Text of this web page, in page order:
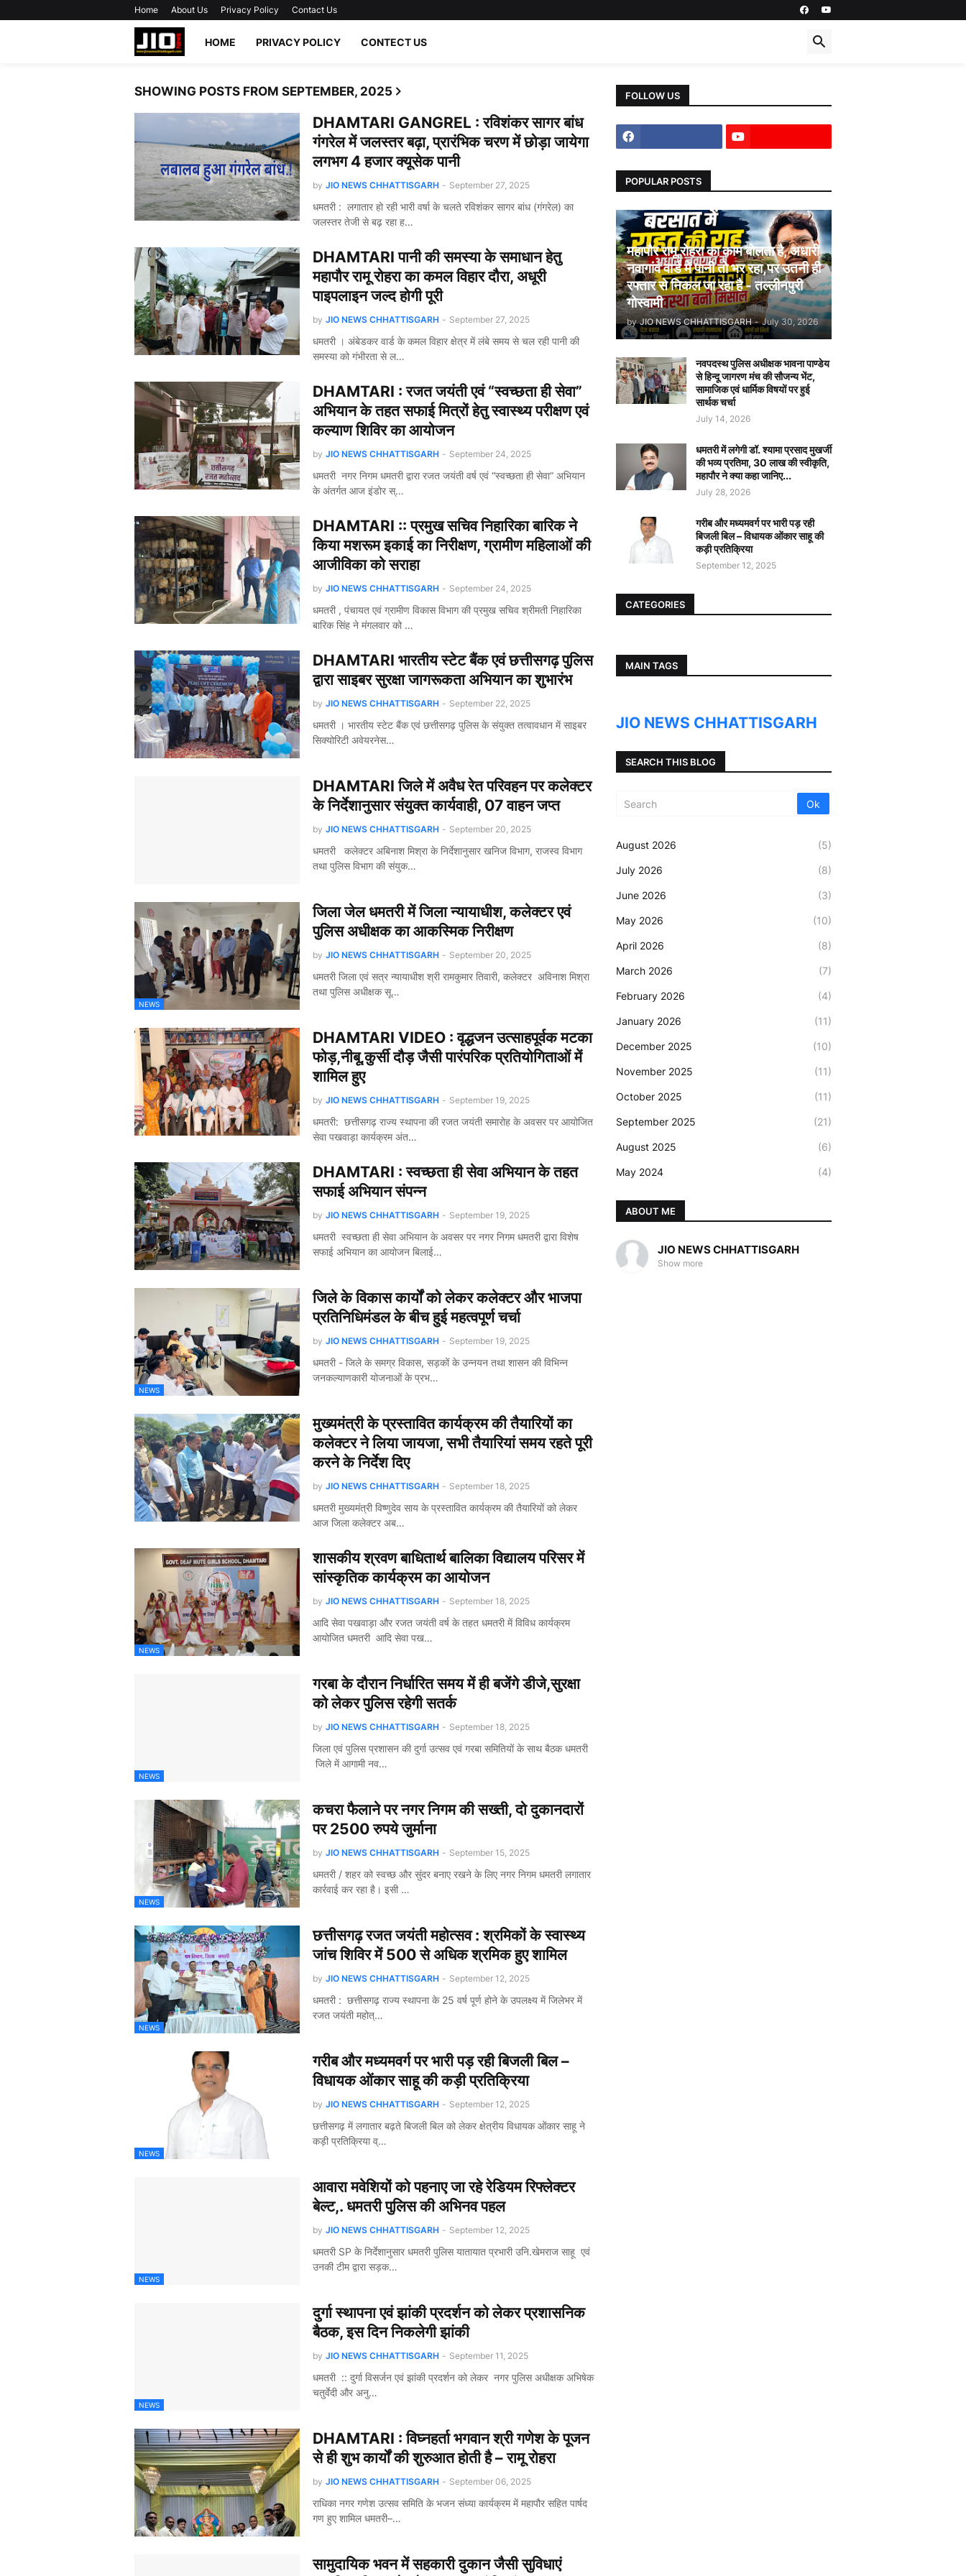
Home About Us Privacy Policy Contact Us
HOME PRIVACY POLICY CONTECT US
SHOWING POSTS FROM SEPTEMBER, 2025
DHAMTARI GANGREL : रविशंकर सागर बांध
गंगरेल में जलस्तर बढ़ा, प्रारंभिक चरण में छोड़ा जायेगा
लगभग 4 हजार क्यूसेक पानी
by JIO NEWS CHHATTISGARH - September 27, 2025
धमतरी : लगातार हो रही भारी वर्षा के चलते रविशंकर सागर बांध (गंगरेल) का
जलस्तर तेजी से बढ़ रहा ह…
DHAMTARI पानी की समस्या के समाधान हेतु
महापौर रामू रोहरा का कमल विहार दौरा, अधूरी
पाइपलाइन जल्द होगी पूरी
by JIO NEWS CHHATTISGARH - September 27, 2025
धमतरी । अंबेडकर वार्ड के कमल विहार क्षेत्र में लंबे समय से चल रही पानी की
समस्या को गंभीरता से ल…
DHAMTARI : रजत जयंती एवं “स्वच्छता ही सेवा”
अभियान के तहत सफाई मित्रों हेतु स्वास्थ्य परीक्षण एवं
कल्याण शिविर का आयोजन
by JIO NEWS CHHATTISGARH - September 24, 2025
धमतरी नगर निगम धमतरी द्वारा रजत जयंती वर्ष एवं “स्वच्छता ही सेवा” अभियान
के अंतर्गत आज इंडोर स्…
DHAMTARI :: प्रमुख सचिव निहारिका बारिक ने
किया मशरूम इकाई का निरीक्षण, ग्रामीण महिलाओं की
आजीविका को सराहा
by JIO NEWS CHHATTISGARH - September 24, 2025
धमतरी , पंचायत एवं ग्रामीण विकास विभाग की प्रमुख सचिव श्रीमती निहारिका
बारिक सिंह ने मंगलवार को …
DHAMTARI भारतीय स्टेट बैंक एवं छत्तीसगढ़ पुलिस
द्वारा साइबर सुरक्षा जागरूकता अभियान का शुभारंभ
by JIO NEWS CHHATTISGARH - September 22, 2025
धमतरी । भारतीय स्टेट बैंक एवं छत्तीसगढ़ पुलिस के संयुक्त तत्वावधान में साइबर
सिक्योरिटी अवेयरनेस…
DHAMTARI जिले में अवैध रेत परिवहन पर कलेक्टर
के निर्देशानुसार संयुक्त कार्यवाही, 07 वाहन जप्त
by JIO NEWS CHHATTISGARH - September 20, 2025
धमतरी कलेक्टर अबिनाश मिश्रा के निर्देशानुसार खनिज विभाग, राजस्व विभाग
तथा पुलिस विभाग की संयुक…
NEWS
जिला जेल धमतरी में जिला न्यायाधीश, कलेक्टर एवं
पुलिस अधीक्षक का आकस्मिक निरीक्षण
by JIO NEWS CHHATTISGARH - September 20, 2025
धमतरी जिला एवं सत्र न्यायाधीश श्री रामकुमार तिवारी, कलेक्टर अविनाश मिश्रा
तथा पुलिस अधीक्षक सू…
DHAMTARI VIDEO : वृद्धजन उत्साहपूर्वक मटका
फोड़,नीबू,कुर्सी दौड़ जैसी पारंपरिक प्रतियोगिताओं में
शामिल हुए
by JIO NEWS CHHATTISGARH - September 19, 2025
धमतरी: छत्तीसगढ़ राज्य स्थापना की रजत जयंती समारोह के अवसर पर आयोजित
सेवा पखवाड़ा कार्यक्रम अंत…
DHAMTARI : स्वच्छता ही सेवा अभियान के तहत
सफाई अभियान संपन्न
by JIO NEWS CHHATTISGARH - September 19, 2025
धमतरी स्वच्छता ही सेवा अभियान के अवसर पर नगर निगम धमतरी द्वारा विशेष
सफाई अभियान का आयोजन बिलाई…
NEWS
जिले के विकास कार्यों को लेकर कलेक्टर और भाजपा
प्रतिनिधिमंडल के बीच हुई महत्वपूर्ण चर्चा
by JIO NEWS CHHATTISGARH - September 19, 2025
धमतरी - जिले के समग्र विकास, सड़कों के उन्नयन तथा शासन की विभिन्न
जनकल्याणकारी योजनाओं के प्रभ…
मुख्यमंत्री के प्रस्तावित कार्यक्रम की तैयारियों का
कलेक्टर ने लिया जायजा, सभी तैयारियां समय रहते पूरी
करने के निर्देश दिए
by JIO NEWS CHHATTISGARH - September 18, 2025
धमतरी मुख्यमंत्री विष्णुदेव साय के प्रस्तावित कार्यक्रम की तैयारियों को लेकर
आज जिला कलेक्टर अब…
NEWS
शासकीय श्रवण बाधितार्थ बालिका विद्यालय परिसर में
सांस्कृतिक कार्यक्रम का आयोजन
by JIO NEWS CHHATTISGARH - September 18, 2025
आदि सेवा पखवाड़ा और रजत जयंती वर्ष के तहत धमतरी में विविध कार्यक्रम
आयोजित धमतरी आदि सेवा पख…
NEWS
गरबा के दौरान निर्धारित समय में ही बजेंगे डीजे,सुरक्षा
को लेकर पुलिस रहेगी सतर्क
by JIO NEWS CHHATTISGARH - September 18, 2025
जिला एवं पुलिस प्रशासन की दुर्गा उत्सव एवं गरबा समितियों के साथ बैठक धमतरी
जिले में आगामी नव…
NEWS
कचरा फैलाने पर नगर निगम की सख्ती, दो दुकानदारों
पर 2500 रुपये जुर्माना
by JIO NEWS CHHATTISGARH - September 15, 2025
धमतरी / शहर को स्वच्छ और सुंदर बनाए रखने के लिए नगर निगम धमतरी लगातार
कार्रवाई कर रहा है। इसी …
NEWS
छत्तीसगढ़ रजत जयंती महोत्सव : श्रमिकों के स्वास्थ्य
जांच शिविर में 500 से अधिक श्रमिक हुए शामिल
by JIO NEWS CHHATTISGARH - September 12, 2025
धमतरी : छत्तीसगढ़ राज्य स्थापना के 25 वर्ष पूर्ण होने के उपलक्ष्य में जिलेभर में
रजत जयंती महोत्…
NEWS
गरीब और मध्यमवर्ग पर भारी पड़ रही बिजली बिल –
विधायक ओंकार साहू की कड़ी प्रतिक्रिया
by JIO NEWS CHHATTISGARH - September 12, 2025
छत्तीसगढ़ में लगातार बढ़ते बिजली बिल को लेकर क्षेत्रीय विधायक ओंकार साहू ने
कड़ी प्रतिक्रिया व्…
NEWS
आवारा मवेशियों को पहनाए जा रहे रेडियम रिफ्लेक्टर
बेल्ट,. धमतरी पुलिस की अभिनव पहल
by JIO NEWS CHHATTISGARH - September 12, 2025
धमतरी SP के निर्देशानुसार धमतरी पुलिस यातायात प्रभारी उनि.खेमराज साहू एवं
उनकी टीम द्वारा सड़क…
NEWS
दुर्गा स्थापना एवं झांकी प्रदर्शन को लेकर प्रशासनिक
बैठक, इस दिन निकलेगी झांकी
by JIO NEWS CHHATTISGARH - September 11, 2025
धमतरी :: दुर्गा विसर्जन एवं झांकी प्रदर्शन को लेकर नगर पुलिस अधीक्षक अभिषेक
चतुर्वेदी और अनु…
DHAMTARI : विघ्नहर्ता भगवान श्री गणेश के पूजन
से ही शुभ कार्यों की शुरुआत होती है – रामू रोहरा
by JIO NEWS CHHATTISGARH - September 06, 2025
राधिका नगर गणेश उत्सव समिति के भजन संध्या कार्यक्रम में महापौर सहित पार्षद
गण हुए शामिल धमतरी–…
सामुदायिक भवन में सहकारी दुकान जैसी सुविधाएं
FOLLOW US
POPULAR POSTS
महापौर रामू रोहरा का काम बोलता है, अधारी
नवागांव वार्ड में पानी तो भर रहा,पर उतनी ही
रफ्तार से निकल जा रहा है - तल्लीनपुरी
गोस्वामी
by JIO NEWS CHHATTISGARH - July 30, 2026
नवपदस्थ पुलिस अधीक्षक भावना पाण्डेय
से हिन्दू जागरण मंच की सौजन्य भेंट,
सामाजिक एवं धार्मिक विषयों पर हुई
सार्थक चर्चा
July 14, 2026
धमतरी में लगेगी डॉ. श्यामा प्रसाद मुखर्जी
की भव्य प्रतिमा, 30 लाख की स्वीकृति,
महापौर ने क्या कहा जानिए...
July 28, 2026
गरीब और मध्यमवर्ग पर भारी पड़ रही
बिजली बिल – विधायक ओंकार साहू की
कड़ी प्रतिक्रिया
September 12, 2025
CATEGORIES
MAIN TAGS
JIO NEWS CHHATTISGARH
SEARCH THIS BLOG
August 2026 (5)
July 2026 (8)
June 2026 (3)
May 2026 (10)
April 2026 (8)
March 2026 (7)
February 2026 (4)
January 2026 (11)
December 2025 (10)
November 2025 (11)
October 2025 (11)
September 2025 (21)
August 2025 (6)
May 2024 (4)
ABOUT ME
JIO NEWS CHHATTISGARH
Show more